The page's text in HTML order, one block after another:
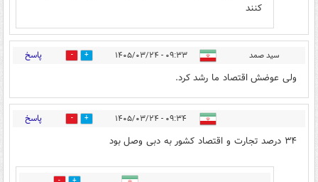
کنند
سید صمد ۰۹:۳۳ - ۱۴۰۵/۰۳/۲۴ 7 پاسخ
ولی عوضش اقتصاد ما رشد کرد.
۰۹:۳۴ - ۱۴۰۵/۰۳/۲۴ 5 پاسخ
۳۴ درصد تجارت و اقتصاد کشور به دبی وصل بود